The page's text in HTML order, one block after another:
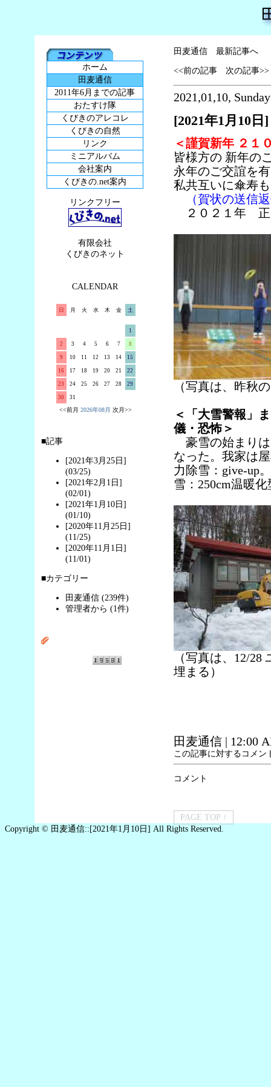
ホーム
田麦通信
2011年6月までの記事
おたすけ隊
くびきのアレコレ
くびきの自然
リンク
ミニアルバム
会社案内
くびきの.net案内
リンクフリー
有限会社
くびきのネット
CALENDAR
日 月 火 水 木 金 土
1
2 3 4 5 6 7 8
9 10 11 12 13 14 15
16 17 18 19 20 21 22
23 24 25 26 27 28 29
30 31
<<前月 2026年08月 次月>>
■記事
[2021年3月25日]
(03/25)
[2021年2月1日]
(02/01)
[2021年1月10日]
(01/10)
[2020年11月25日]
(11/25)
[2020年11月1日]
(11/01)
■カテゴリー
田麦通信 (239件)
管理者から (1件)
田麦通信 最新記事へ
<<前の記事 次の記事>>
2021,01,10, Sunday
[2021年1月10日]
＜謹賀新年 ２１
皆様方の 新年の
永年のご交誼を
私共互いに傘寿
（賀状の送信
２０２１年
（写真は、昨秋
＜「大雪警報」
儀・恐怖＞
豪雪の始まりは
なった。我家は
力除雪：give-up
雪：250cm温暖
（写真は、12/
埋まる）
田麦通信| 12:00
この記事に対するコメン
コメント
PAGE TOP ↑
Copyright © 田麦通信::[2021年1月10日] All Rights Reserved.